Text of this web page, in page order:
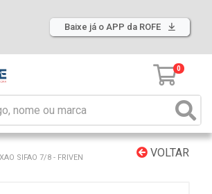
Baixe já o APP da ROFE
0
VOLTAR
SIFAO 7/8 - FRIVEN